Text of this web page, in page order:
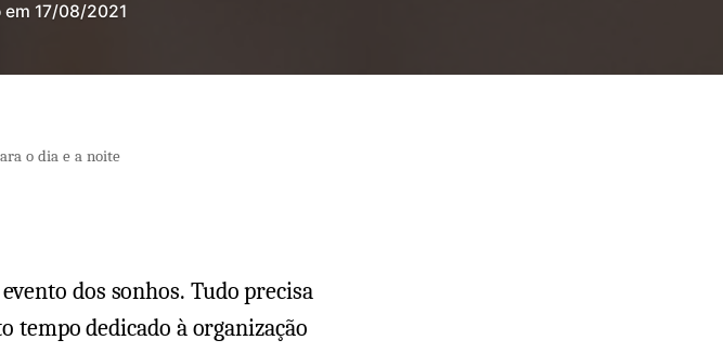
em 17/08/2021
e
fotos
o dia e a noite
dos sonhos. Tudo precisa
tempo dedicado à organização